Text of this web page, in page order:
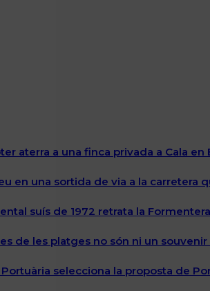
aterra a una finca privada a Cala
en una sortida de via a la carretera
suís de 1972 retrata la
de les platges no són ni un
Portuària selecciona la proposta de